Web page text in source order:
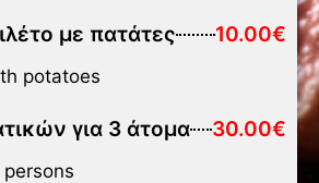
με πατάτες 10.00€
potatoes
για 3 άτομα 30.00€